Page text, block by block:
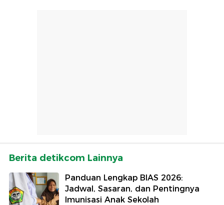
Berita detikcom Lainnya
Panduan Lengkap BIAS 2026:
Jadwal, Sasaran, dan Pentingnya
Imunisasi Anak Sekolah